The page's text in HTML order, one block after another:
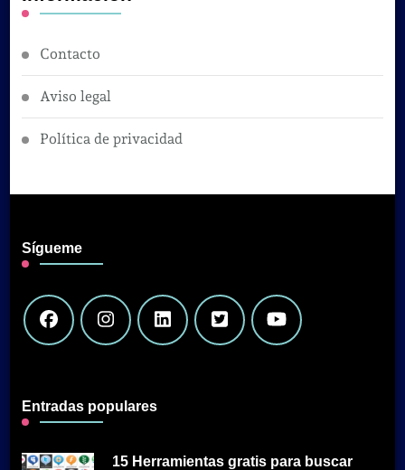
Contacto
Aviso legal
Política de privacidad
Sígueme
Entradas populares
15 Herramientas gratis para buscar